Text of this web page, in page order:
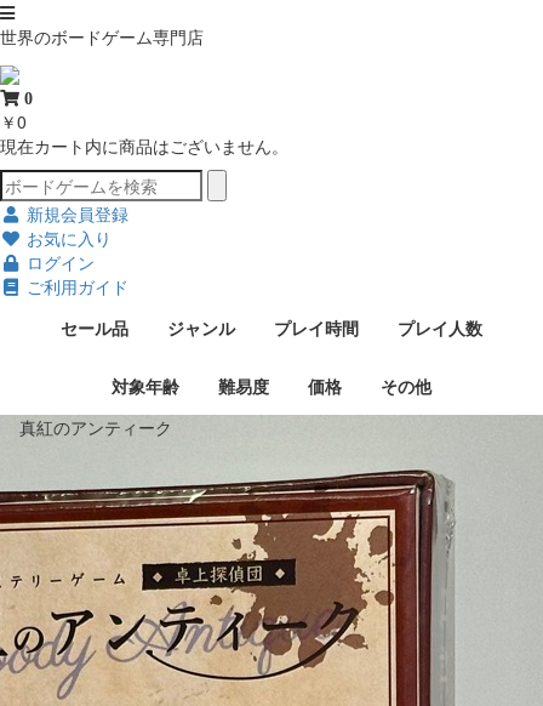
世界のボードゲーム専門店
0
￥0
現在カート内に商品はございません。
新規会員登録
お気に入り
ログイン
ご利用ガイド
セール品
ジャンル プレイ時間 プレイ人数
対象年齢 難易度 価格 その他